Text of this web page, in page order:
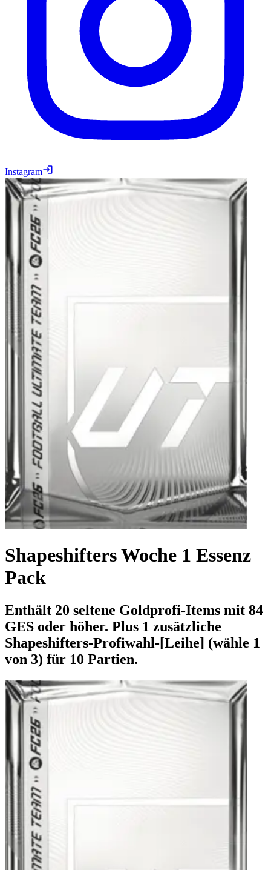
Instagram
Shapeshifters Woche 1 Essenz
Pack
Enthält 20 seltene Goldprofi-Items mit 84
GES oder höher. Plus 1 zusätzliche
Shapeshifters-Profiwahl-[Leihe] (wähle 1
von 3) für 10 Partien.